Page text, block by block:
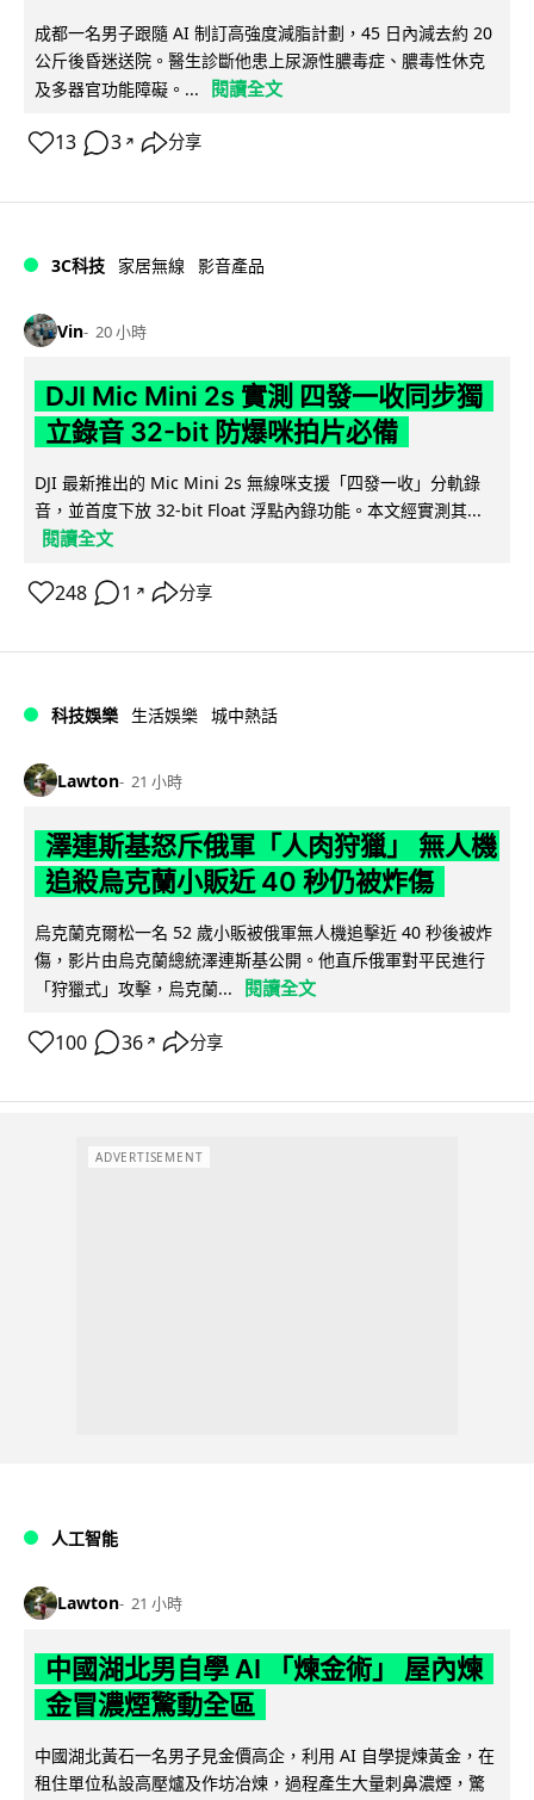
成都一名男子跟隨 AI 制訂高強度減脂計劃，45 日內減去約 20
公斤後昏迷送院。醫生診斷他患上尿源性膿毒症、膿毒性休克
及多器官功能障礙。...
閱讀全文
13 3 ↗ 分享
3C科技 家居無線 影音產品
Vin 20 小時
DJI Mic Mini 2s 實測 四發一收同步獨
立錄音 32-bit 防爆咪拍片必備
DJI 最新推出的 Mic Mini 2s 無線咪支援「四發一收」分軌錄
音，並首度下放 32-bit Float 浮點內錄功能。本文經實測其...
閱讀全文
248 1 ↗ 分享
科技娛樂 生活娛樂 城中熱話
Lawton 21 小時
澤連斯基怒斥俄軍「人肉狩獵」 無人機
追殺烏克蘭小販近 40 秒仍被炸傷
烏克蘭克爾松一名 52 歲小販被俄軍無人機追擊近 40 秒後被炸
傷，影片由烏克蘭總統澤連斯基公開。他直斥俄軍對平民進行
「狩獵式」攻擊，烏克蘭...
閱讀全文
100 36 ↗ 分享
ADVERTISEMENT
人工智能
Lawton 21 小時
中國湖北男自學 AI 「煉金術」 屋內煉
金冒濃煙驚動全區
中國湖北黃石一名男子見金價高企，利用 AI 自學提煉黃金，在
租住單位私設高壓爐及作坊冶煉，過程產生大量刺鼻濃煙，驚